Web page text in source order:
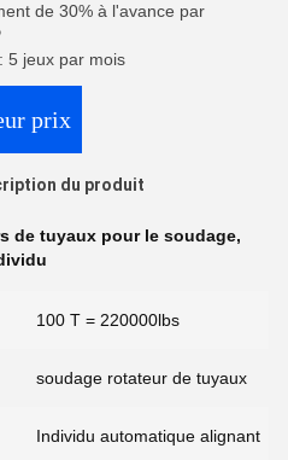
de 30% à l'avance par
5 jeux par mois
prix
du produit
de tuyaux pour le soudage,
100 T = 220000lbs
soudage rotateur de tuyaux
Individu automatique alignant